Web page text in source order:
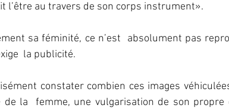
l’être au travers de son corps instrument».
sa féminité, ce n’est  absolument pas
la publicité.
constater combien ces images
la  femme, une vulgarisation de son